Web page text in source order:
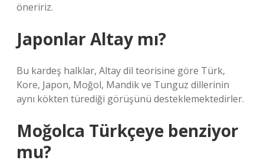
öneririz.
Japonlar Altay mı?
Bu kardeş halklar, Altay dil teorisine göre Türk,
Kore, Japon, Moğol, Mandik ve Tunguz dillerinin
aynı kökten türediği görüşünü desteklemektedirler.
Moğolca Türkçeye benziyor
mu?